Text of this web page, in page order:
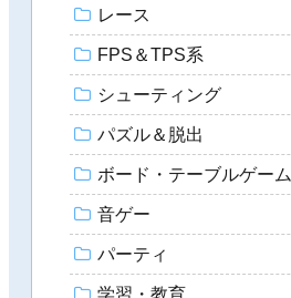
レース
FPS＆TPS系
シューティング
パズル＆脱出
ボード・テーブルゲーム
音ゲー
パーティ
学習・教育